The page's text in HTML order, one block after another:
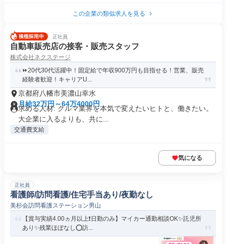
この企業の類似求人を見る
正社員
自動車販売店の接客・販売スタッフ
株式会社ネクステージ
⏩️20代30代活躍中！固定給で年収900万円も目指せる！営業、販売
経験者歓迎！キャリアU...
京都府八幡市美濃山幸水
月給32万円～64万4000円
求める人材: クルマ業界を本気で変えたいヒトと、働きたい。
大企業に入るよりも、共に...
交通費支給
気になる
正社員
看護師/訪問看護/住宅手当あり/夜勤なし
美杉会訪問看護ステーション男山
【賞与実績4.00ヵ月以上❗️日勤のみ】マイカー通勤相談OK✨託児所
あり✨残業ほぼなし⭕訪...